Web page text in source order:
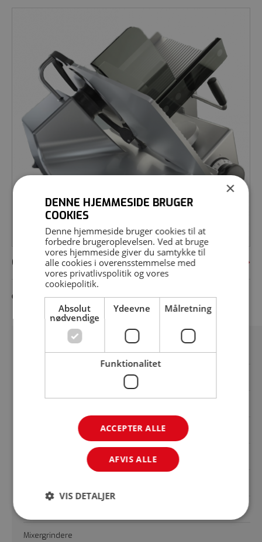
GSP-H
Vægte
Mixergrindere
×
DENNE HJEMMESIDE BRUGER
COOKIES
Denne hjemmeside bruger cookies til at
forbedre brugeroplevelsen. Ved at bruge
vores hjemmeside giver du samtykke til
alle cookies i overensstemmelse med
vores privatlivspolitik og vores
cookiepolitik.
Absolut
nødvendige
Ydeevne Målretning
Funktionalitet
ACCEPTER ALLE
AFVIS ALLE
VIS DETALJER